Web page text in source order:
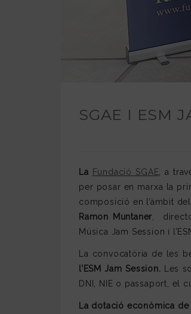
SGAE I ESM
La Fundació SGAE , a
per posar en marxa la
composició en l’àmbit
Ramon Muntaner ,
Música Jam Session i
La convocatòria de les
l’ESM Jam Session.
Les
DNI, NIE o passaport, el
La dotació econòmica